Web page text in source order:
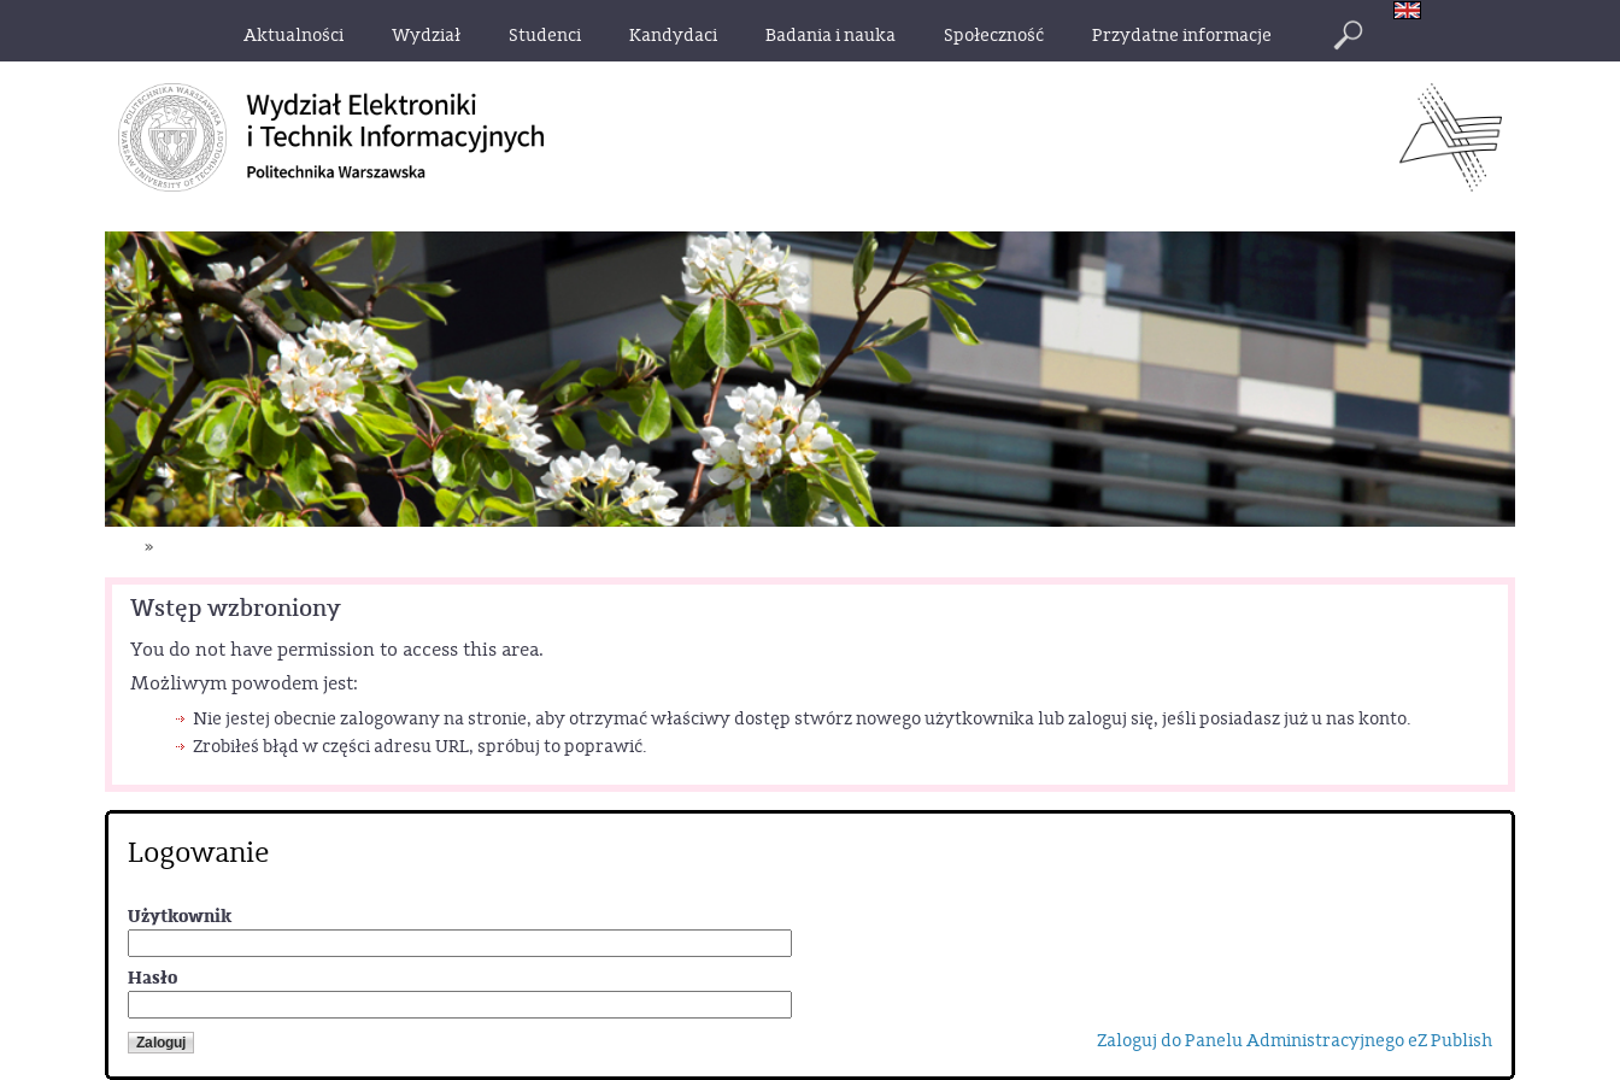
Aktualności Wydział Studenci Kandydaci Badania i nauka Społeczność Przydatne informacje
»
Wstęp wzbroniony
You do not have permission to access this area.
Możliwym powodem jest:
Nie jestej obecnie zalogowany na stronie, aby otrzymać właściwy dostęp stwórz nowego użytkownika lub zaloguj się, jeśli posiadasz już u nas konto.
Zrobiłeś błąd w części adresu URL, spróbuj to poprawić.
Logowanie
Użytkownik
Hasło
Zaloguj do Panelu Administracyjnego eZ Publish